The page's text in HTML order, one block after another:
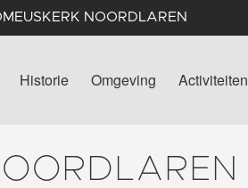
NOORDLAREN
Historie Omgeving Activiteiten